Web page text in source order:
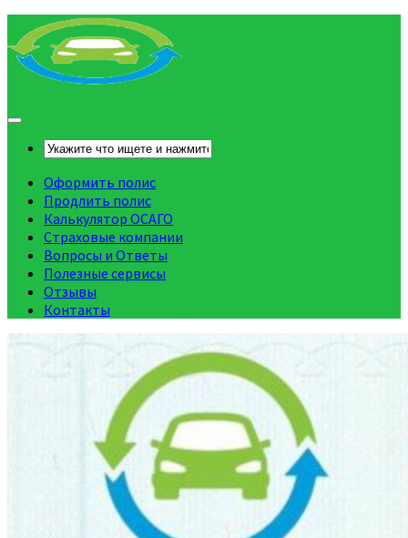
Оформить полис
Продлить полис
Калькулятор ОСАГО
Страховые компании
Вопросы и Ответы
Полезные сервисы
Отзывы
Контакты